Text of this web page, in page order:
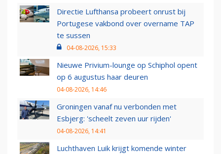
Directie Lufthansa probeert onrust bij
Portugese vakbond over overname TAP
te sussen
04-08-2026, 15:33
Nieuwe Privium-lounge op Schiphol opent
op 6 augustus haar deuren
04-08-2026, 14:46
Groningen vanaf nu verbonden met
Esbjerg: 'scheelt zeven uur rijden'
04-08-2026, 14:41
Luchthaven Luik krijgt komende winter